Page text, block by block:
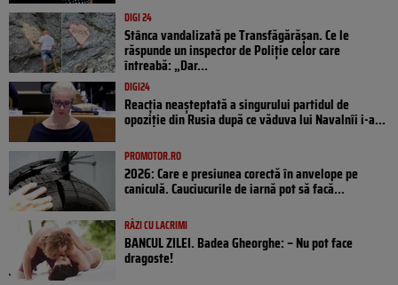
DIGI 24
Stânca vandalizată pe Transfăgărășan. Ce le
răspunde un inspector de Poliție celor care
întreabă: „Dar...
DIGI24
Reacția neașteptată a singurului partidul de
opoziţie din Rusia după ce văduva lui Navalnîi i-a...
PROMOTOR.RO
2026: Care e presiunea corectă în anvelope pe
caniculă. Cauciucurile de iarnă pot să facă...
RÂZI CU LACRIMI
BANCUL ZILEI. Badea Gheorghe: – Nu pot face
dragoste!